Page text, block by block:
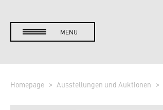
MENU
Homepage Ausstellungen und Auktionen